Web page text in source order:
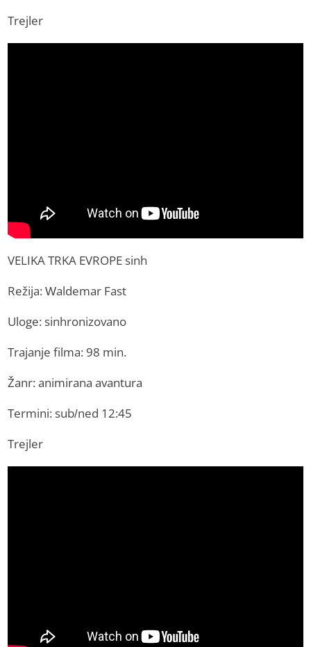
Trejler
VELIKA TRKA EVROPE sinh
Režija: Waldemar Fast
Uloge: sinhronizovano
Trajanje filma: 98 min.
Žanr: animirana avantura
Termini: sub/ned 12:45
Trejler